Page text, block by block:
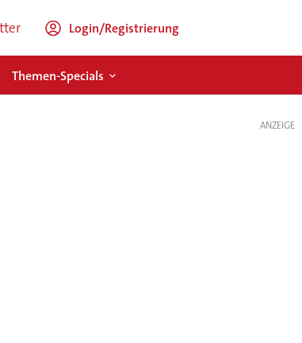
Login/Registrierung
Themen-Specials
ANZEIGE